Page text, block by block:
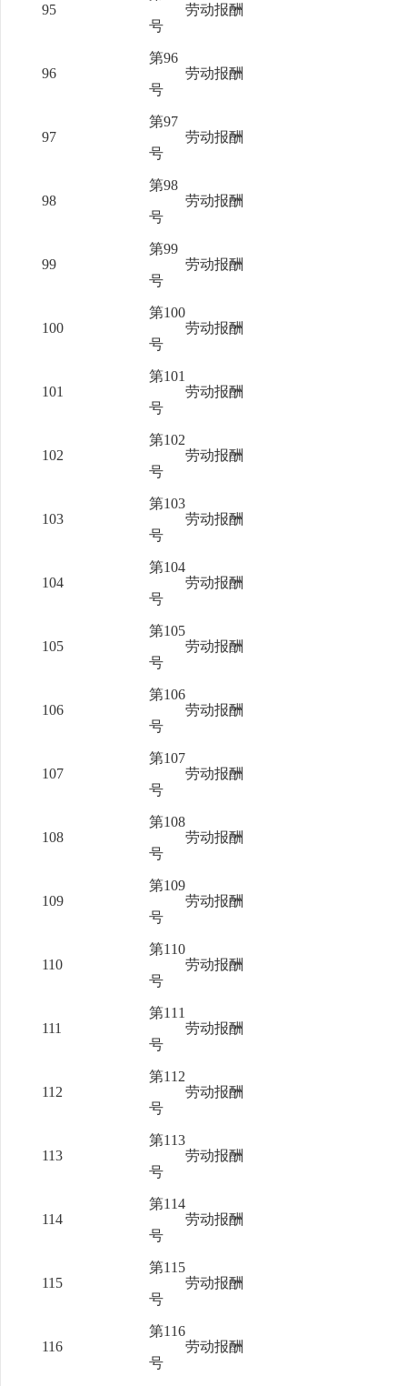
95
号
劳动报酬
96
第96
号
劳动报酬
97
第97
号
劳动报酬
98
第98
号
劳动报酬
99
第99
号
劳动报酬
100
第100
号
劳动报酬
101
第101
号
劳动报酬
102
第102
号
劳动报酬
103
第103
号
劳动报酬
104
第104
号
劳动报酬
105
第105
号
劳动报酬
106
第106
号
劳动报酬
107
第107
号
劳动报酬
108
第108
号
劳动报酬
109
第109
号
劳动报酬
110
第110
号
劳动报酬
111
第111
号
劳动报酬
112
第112
号
劳动报酬
113
第113
号
劳动报酬
114
第114
号
劳动报酬
115
第115
号
劳动报酬
116
第116
号
劳动报酬